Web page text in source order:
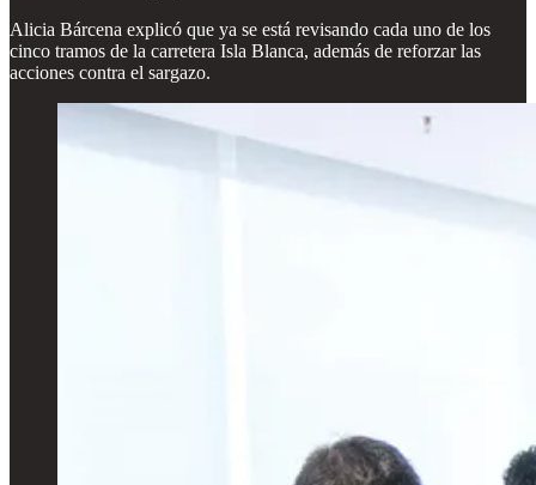
Alicia Bárcena explicó que ya se está revisando cada uno de los
cinco tramos de la carretera Isla Blanca, además de reforzar las
acciones contra el sargazo.